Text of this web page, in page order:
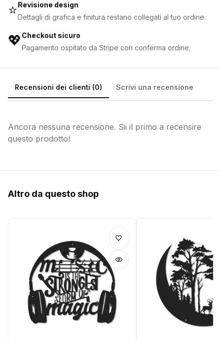
⭐Revisione design
Dettagli di grafica e finitura restano collegati al tuo ordine.
💖 Checkout sicuro
Pagamento ospitato da Stripe con conferma ordine.
Recensioni dei clienti (0) Scrivi una recensione
Ancora nessuna recensione. Sii il primo a recensire
questo prodotto!
Altro da questo shop